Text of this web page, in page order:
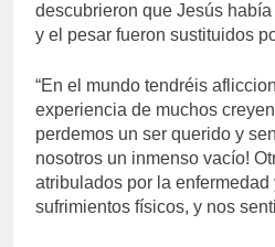
descubrieron que Jesús
y el pesar fueron sustituidos
“En el mundo tendréis
experiencia de muchos
perdemos un ser querido y
nosotros un inmenso vacío!
atribulados por la
sufrimientos físicos, y nos